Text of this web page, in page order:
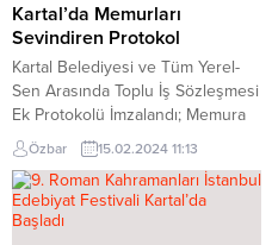
Kartal’da Memurları
Sevindiren Protokol
Kartal Belediyesi ve Tüm Yerel-
Sen Arasında Toplu İş Sözleşmesi
Ek Protokolü İmzalandı; Memura
Her Ay Sosyal Destek 15 Bin TL,
Yılda 4 Kez 5 Bin TL İkramiye
Kartal Belediyesi ve Tüm Yerel
Yönetim Çalışanları Sendikası
(Tüm Yerel-Sen) arasında toplu iş
Özbar 15.02.2024 11:13